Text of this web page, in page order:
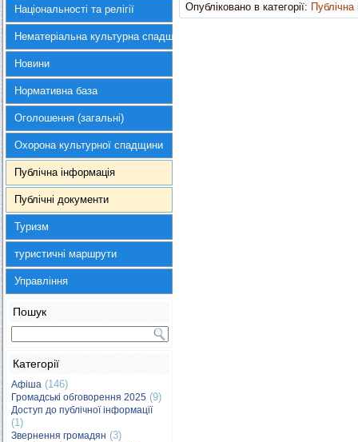
Національності та релігії
Нематеріальна культурна спадщина
Новини
Нормативна база
Оголошення (загальні)
Охорона культурної спадщини
Публічна інформація
Публічні документи
Туризм
туристичні маршрути
Управління
Пошук
Категорії
Афіша (146)
Громадські обговорення 2025 (9)
Доступ до публічної інформації
(1)
Звернення громадян (3)
Опубліковано в категорії: Публічна